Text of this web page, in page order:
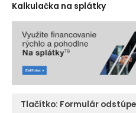
Kalkulačka na splátky
Tlačítko: Formulár